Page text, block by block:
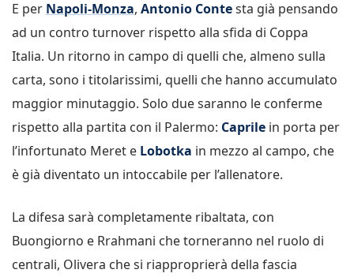
E per Napoli-Monza, Antonio Contesta già pensando
ad un contro turnover rispetto alla sfida di Coppa
Italia. Un ritorno in campo di quelli che, almeno sulla
carta, sono i titolarissimi, quelli che hanno accumulato
maggior minutaggio. Solo due saranno le conferme
rispetto alla partita con il Palermo: Caprile in porta per
l’infortunato Meret e Lobotka in mezzo al campo, che
è già diventato un intoccabile per l’allenatore.
La difesa sarà completamente ribaltata, con
Buongiorno e Rrahmani che torneranno nel ruolo di
centrali, Olivera che si riapproprierà della fascia